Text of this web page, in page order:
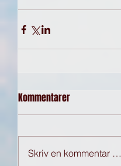
Kommentarer
Skriv en kommentar …